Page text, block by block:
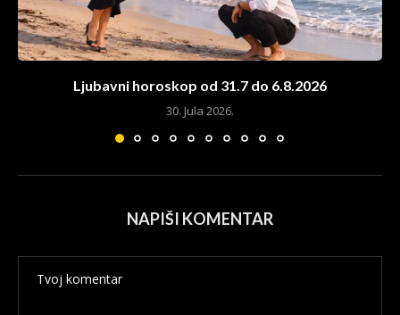
Ljubavni horoskop od 31.7 do 6.8.2026
30. Jula 2026.
NAPIŠI KOMENTAR